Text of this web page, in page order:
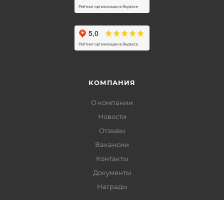
КОМПАНИЯ
О компании
Новости
Отзывы
Вакансии
Контакты
Документы
Награды